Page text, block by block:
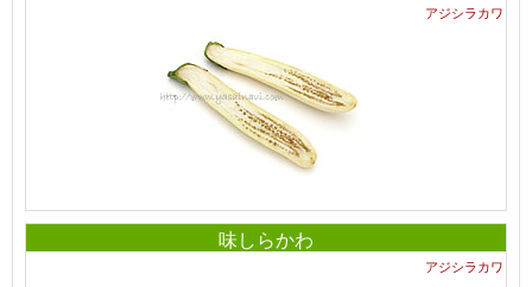
アジシラカワ
味しらかわ
アジシラカワ